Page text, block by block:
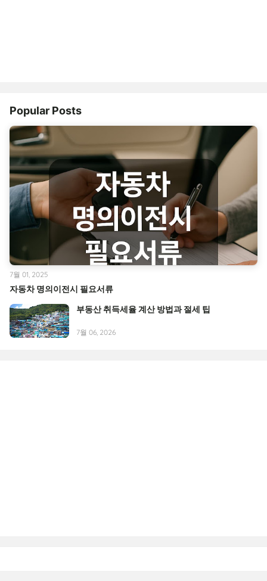
Popular Posts
자동차 명의이전시 필요서류
7월 01, 2025
부동산 취득세율 계산 방법과 절세 팁
7월 06, 2026